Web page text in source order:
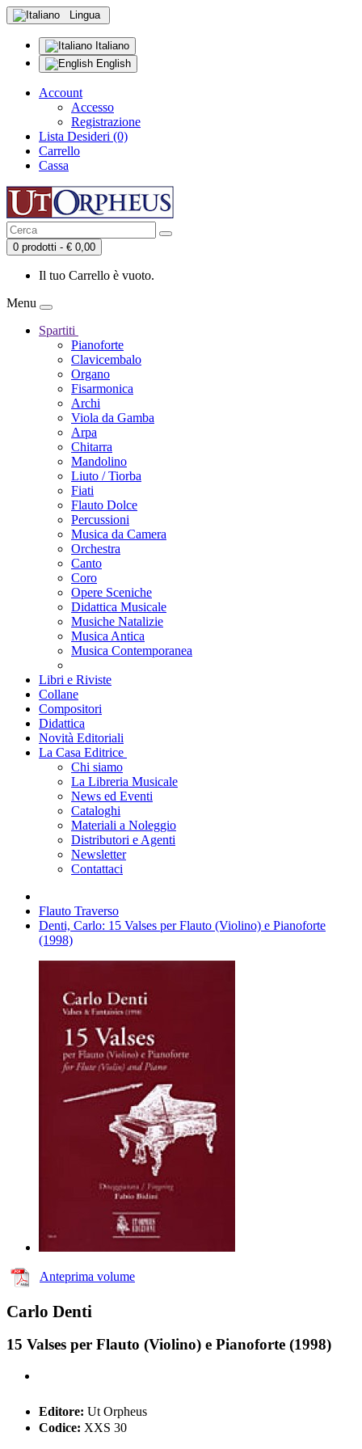
Lingua
Italiano
English
Account
Accesso
Registrazione
Lista Desideri (0)
Carrello
Cassa
0 prodotti - € 0,00
Il tuo Carrello è vuoto.
Menu
Spartiti
Pianoforte
Clavicembalo
Organo
Fisarmonica
Archi
Viola da Gamba
Arpa
Chitarra
Mandolino
Liuto / Tiorba
Fiati
Flauto Dolce
Percussioni
Musica da Camera
Orchestra
Canto
Coro
Opere Sceniche
Didattica Musicale
Musiche Natalizie
Musica Antica
Musica Contemporanea
Libri e Riviste
Collane
Compositori
Didattica
Novità Editoriali
La Casa Editrice
Chi siamo
La Libreria Musicale
News ed Eventi
Cataloghi
Materiali a Noleggio
Distributori e Agenti
Newsletter
Contattaci
Flauto Traverso
Denti, Carlo: 15 Valses per Flauto (Violino) e Pianoforte
(1998)
Anteprima volume
Carlo Denti
15 Valses per Flauto (Violino) e Pianoforte (1998)
Editore: Ut Orpheus
Codice: XXS 30